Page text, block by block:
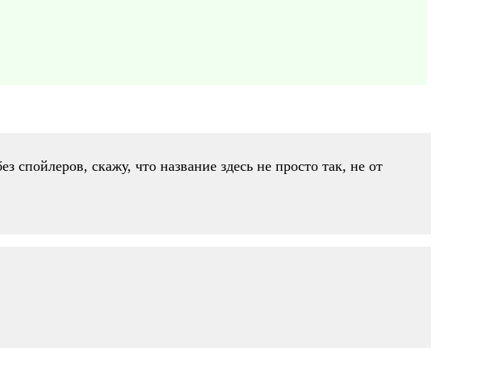
спойлеров, скажу, что название здесь не просто так, не от